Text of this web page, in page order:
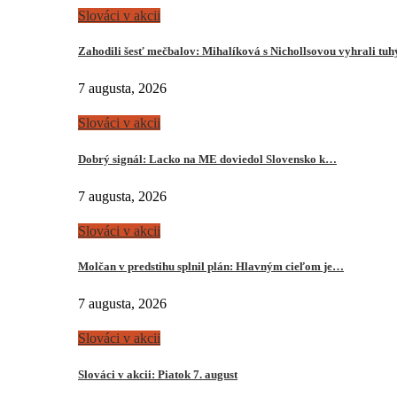
Slováci v akcii
Zahodili šesť mečbalov: Mihalíková s Nichollsovou vyhrali
7 augusta, 2026
Slováci v akcii
Dobrý signál: Lacko na ME doviedol Slovensko k…
7 augusta, 2026
Slováci v akcii
Molčan v predstihu splnil plán: Hlavným cieľom je…
7 augusta, 2026
Slováci v akcii
Slováci v akcii: Piatok 7. august